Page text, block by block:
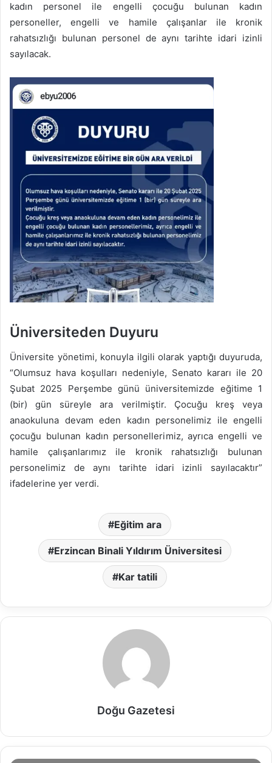
kadın personel ile engelli çocuğu bulunan kadın
personeller, engelli ve hamile çalışanlar ile kronik
rahatsızlığı bulunan personel de aynı tarihte idari izinli
sayılacak.
Üniversiteden Duyuru
Üniversite yönetimi, konuyla ilgili olarak yaptığı duyuruda,
“Olumsuz hava koşulları nedeniyle, Senato kararı ile 20
Şubat 2025 Perşembe günü üniversitemizde eğitime 1
(bir) gün süreyle ara verilmiştir. Çocuğu kreş veya
anaokuluna devam eden kadın personelimiz ile engelli
çocuğu bulunan kadın personellerimiz, ayrıca engelli ve
hamile çalışanlarımız ile kronik rahatsızlığı bulunan
personelimiz de aynı tarihte idari izinli sayılacaktır”
ifadelerine yer verdi.
Eğitim ara
Erzincan Binali Yıldırım Üniversitesi
Kar tatili
Doğu Gazetesi